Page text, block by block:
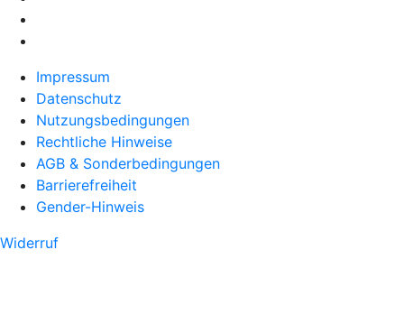
Impressum
Datenschutz
Nutzungsbedingungen
Rechtliche Hinweise
AGB & Sonderbedingungen
Barrierefreiheit
Gender-Hinweis
Widerruf